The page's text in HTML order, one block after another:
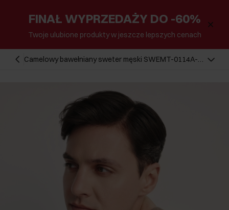
FINAŁ WYPRZEDAŻY DO -60%
Twoje ulubione produkty w jeszcze lepszych cenach
Camelowy bawełniany sweter męski SWEMT-0114A-